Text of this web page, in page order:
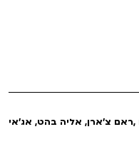
צ'ארן, אליה בהט, אג'אי